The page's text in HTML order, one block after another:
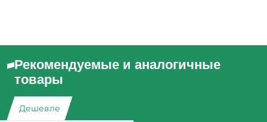
Рекомендуемые и аналогичные
товары
Дешевле